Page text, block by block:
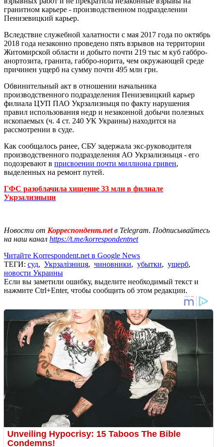
гранитном карьере - производственном подразделении
Пенизевицкий карьер.
Вследствие служебной халатности с мая 2017 года по октябрь
2018 года незаконно проведено пять взрывов на территории
Житомирской области и добыто почти 219 тыс м куб габбро-
анортозита, гранита, габбро-норита, чем окружающей среде
причинен ущерб на сумму почти 495 млн грн.
Обвинительный акт в отношении начальника
производственного подразделения Пенизевицкий карьер
филиала ЦУП ПАО Укрзализныця по факту нарушения
правил использования недр и незаконной добычи полезных
ископаемых (ч. 4 ст. 240 УК Украины) находится на
рассмотрении в суде.
Как сообщалось ранее, СБУ задержала экс-руководителя
производственного подразделения АО Укрзализныця - его
подозревают в присвоении почти миллиона гривен,
выделенных на ремонт путей.
ГФС разоблачила хищение 33 млн в филиале
Укрзализныци
Новости от Корреспондент.netв Telegram. Подписывайтесь
на наш канал https://t.me/korrespondentnet
Читайте Korrespondent.net в Google News
ТЕГИ: суд, Укрзалізниця, чиновники, убытки, ущерб,
новости Украины
Если вы заметили ошибку, выделите необходимый текст и
нажмите Ctrl+Enter, чтобы сообщить об этом редакции.